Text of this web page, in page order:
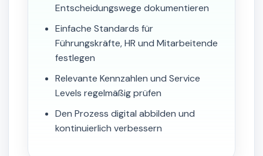
Entscheidungswege dokumentieren
Einfache Standards für
Führungskräfte, HR und Mitarbeitende
festlegen
Relevante Kennzahlen und Service
Levels regelmäßig prüfen
Den Prozess digital abbilden und
kontinuierlich verbessern